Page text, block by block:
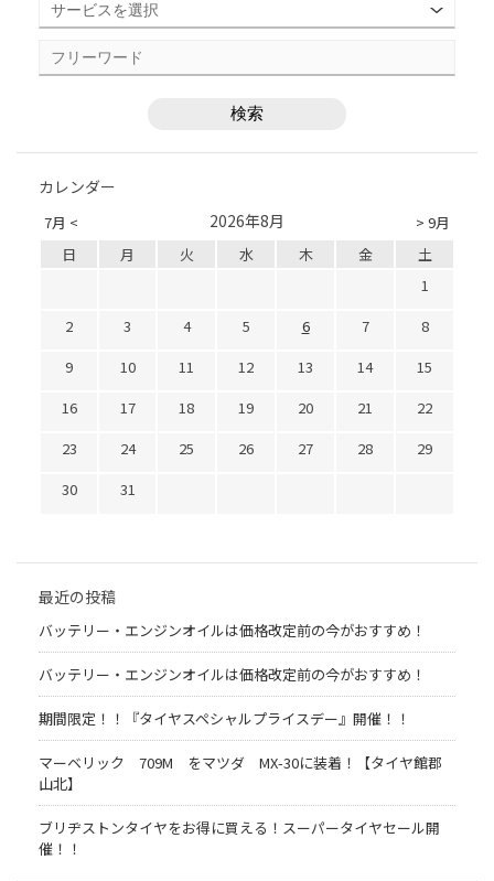
カレンダー
7月 < > 9月
2026年8月
日 月 火 水 木 金
土
1
2
3 4 5 6 7
8
9
10 11 12 13 14
15
16
17 18 19 20 21
22
23
24 25 26 27 28
29
30
31
最近の投稿
バッテリー・エンジンオイルは価格改定前の今がおすすめ！
バッテリー・エンジンオイルは価格改定前の今がおすすめ！
期間限定！！『タイヤスペシャルプライスデー』開催！！
マーベリック 709M をマツダ MX-30に装着！【タイヤ館郡
山北】
ブリヂストンタイヤをお得に買える！スーパータイヤセール開
催！！